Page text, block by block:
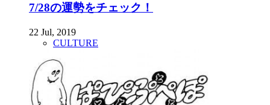
7/28の運勢をチェック！
22 Jul, 2019
CULTURE